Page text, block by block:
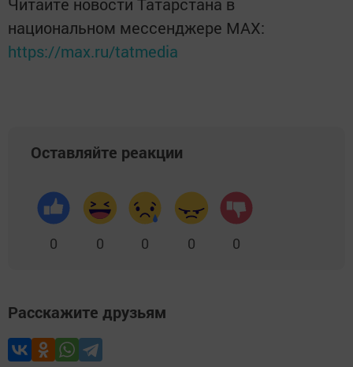
национальном мессенджере MАХ:
https://max.ru/tatmedia
Оставляйте реакции
0 0 0 0 0
Расскажите друзьям